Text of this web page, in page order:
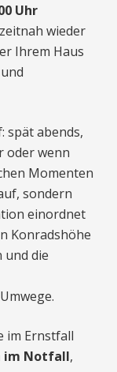
Uhr
wieder
Ihrem Haus
spät abends,
oder wenn
Momenten
sondern
einordnet
Konradshöhe
und die
im Ernstfall
im Notfall,